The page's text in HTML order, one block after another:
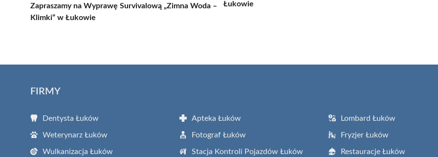
Zapraszamy na Wyprawę Survivalową „Zimna Woda –
Klimki” w Łukowie
Łukowie
FIRMY
Dentysta Łuków Apteka Łuków Lombard Łuków
Weterynarz Łuków Fotograf Łuków Fryzjer Łuków
Wulkanizacja Łuków Stacja Kontroli Pojazdów Łuków Restauracje Łuków